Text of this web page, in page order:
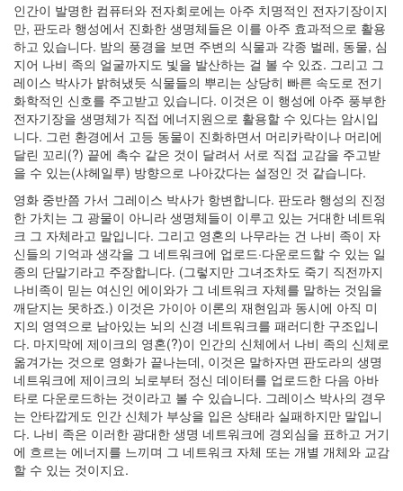
인간이 발명한 컴퓨터와 전자회로에는 아주 치명적인 전자기장이지
만, 판도라 행성에서 진화한 생명체들은 이를 아주 효과적으로 활용
하고 있습니다. 밤의 풍경을 보면 주변의 식물과 각종 벌레, 동물, 심
지어 나비 족의 얼굴까지도 빛을 발산하는 걸 볼 수 있죠. 그리고 그
레이스 박사가 밝혀냈듯 식물들의 뿌리는 상당히 빠른 속도로 전기
화학적인 신호를 주고받고 있습니다. 이것은 이 행성에 아주 풍부한
전자기장을 생명체가 직접 에너지원으로 활용할 수 있다는 암시입
니다. 그런 환경에서 고등 동물이 진화하면서 머리카락이나 머리에
달린 꼬리(?) 끝에 촉수 같은 것이 달려서 서로 직접 교감을 주고받
을 수 있는(샤헤일루) 방향으로 나아갔다는 설정인 것 같습니다.
영화 중반쯤 가서 그레이스 박사가 항변합니다. 판도라 행성의 진정
한 가치는 그 광물이 아니라 생명체들이 이루고 있는 거대한 네트워
크 그 자체라고 말입니다. 그리고 영혼의 나무라는 건 나비 족이 자
신들의 기억과 생각을 그 네트워크에 업로드·다운로드할 수 있는 일
종의 단말기라고 주장합니다. (그렇지만 그녀조차도 죽기 직전까지
나비족이 믿는 여신인 에이와가 그 네트워크 자체를 말하는 것임을
깨닫지는 못하죠.) 이것은 가이아 이론의 재현임과 동시에 아직 미
지의 영역으로 남아있는 뇌의 신경 네트워크를 패러디한 구조입니
다. 마지막에 제이크의 영혼(?)이 인간의 신체에서 나비 족의 신체로
옮겨가는 것으로 영화가 끝나는데, 이것은 말하자면 판도라의 생명
네트워크에 제이크의 뇌로부터 정신 데이터를 업로드한 다음 아바
타로 다운로드하는 것이라고 볼 수 있습니다. 그레이스 박사의 경우
는 안타깝게도 인간 신체가 부상을 입은 상태라 실패하지만 말입니
다. 나비 족은 이러한 광대한 생명 네트워크에 경외심을 표하고 거기
에 흐르는 에너지를 느끼며 그 네트워크 자체 또는 개별 개체와 교감
할 수 있는 것이지요.
모
님
고
민
Notices
Find!
전
체
130
따
뜻
한
이
야
기
33
차
가
운
이
야
기